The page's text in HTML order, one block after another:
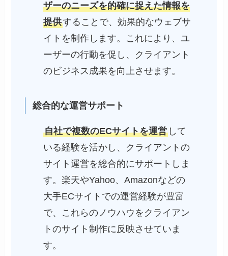
ザーのニーズを的確に捉えた情報を
提供することで、効果的なウェブサ
イトを制作します。これにより、ユ
ーザーの行動を促し、クライアント
のビジネス成果を向上させます。
総合的な運営サポート
自社で複数のECサイトを運営 して
いる経験を活かし、クライアントの
サイト運営を総合的にサポートしま
す。楽天やYahoo、Amazonなどの
大手ECサイトでの運営経験が豊富
で、これらのノウハウをクライアン
トのサイト制作に反映させていま
す。